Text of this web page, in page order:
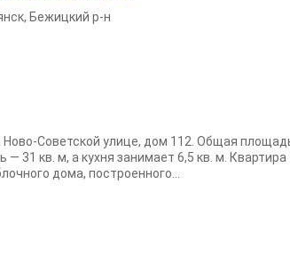
, Бежицкий р-н
Советской улице, дом 112. Общая
31 кв. м, а кухня занимает 6,5 кв. м. Квартира
дома, построенного...